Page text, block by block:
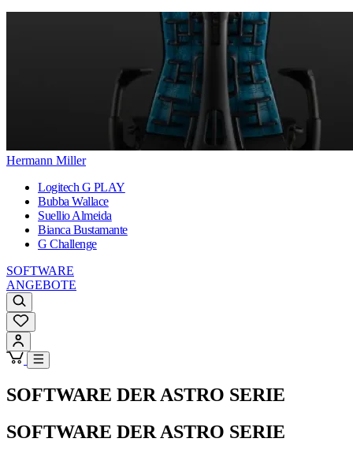
Hermann Miller
Logitech G PLAY
Bubba Wallace
Suellio Almeida
Bianca Bustamante
G Challenge
SOFTWARE
ANGEBOTE
SOFTWARE DER ASTRO SERIE
SOFTWARE DER ASTRO SERIE